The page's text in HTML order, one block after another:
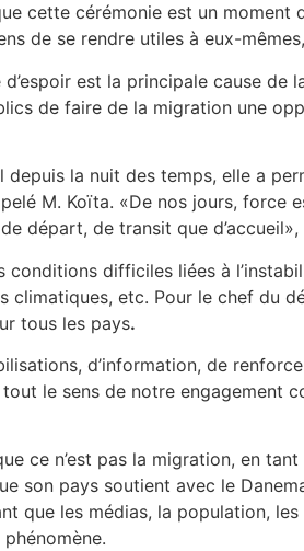
cette cérémonie est un
de se rendre utiles à eux-
est la principale cause
de faire de la migration une
la nuit des temps, elle a
M. Koïta. «De nos jours,
départ, de transit que
conditions difficiles liées à
climatiques, etc. Pour le chef du
tous les pays.
d’information, de
le sens de notre engagement
ce n’est pas la migration, en
son pays soutient avec le
que les médias, la population,